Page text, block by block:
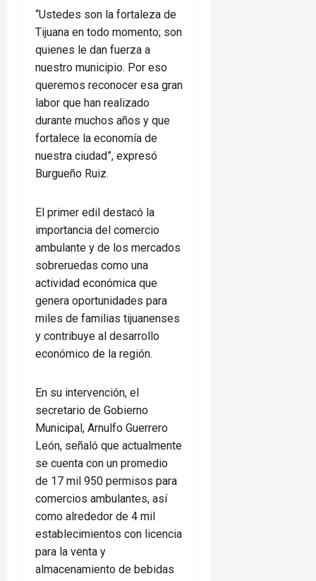
“Ustedes son la fortaleza de
Tijuana en todo momento; son
quienes le dan fuerza a
nuestro municipio. Por eso
queremos reconocer esa gran
labor que han realizado
durante muchos años y que
fortalece la economía de
nuestra ciudad”, expresó
Burgueño Ruiz.
El primer edil destacó la
importancia del comercio
ambulante y de los mercados
sobreruedas como una
actividad económica que
genera oportunidades para
miles de familias tijuanenses
y contribuye al desarrollo
económico de la región.
En su intervención, el
secretario de Gobierno
Municipal, Arnulfo Guerrero
León, señaló que actualmente
se cuenta con un promedio
de 17 mil 950 permisos para
comercios ambulantes, así
como alrededor de 4 mil
establecimientos con licencia
para la venta y
almacenamiento de bebidas